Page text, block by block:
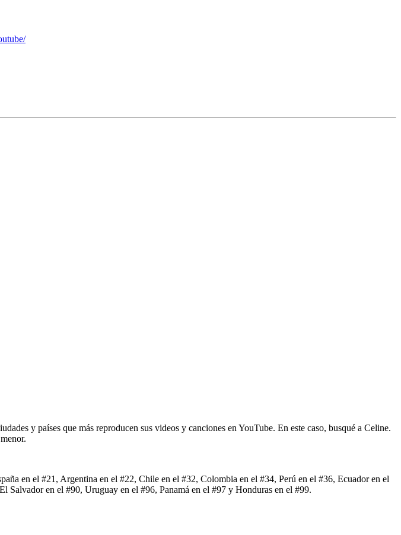
y países que más reproducen sus videos y canciones en YouTube. En este caso, busqué a Celine.
en el #21, Argentina en el #22, Chile en el #32, Colombia en el #34, Perú en el #36, Ecuador en el
Salvador en el #90, Uruguay en el #96, Panamá en el #97 y Honduras en el #99.